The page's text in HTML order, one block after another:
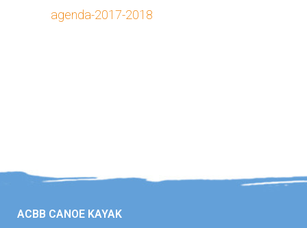
agenda-2017-2018
ACBB CANOE KAYAK